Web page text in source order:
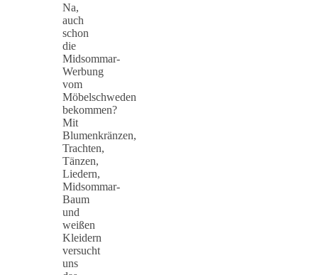
Na,
auch
schon
die
Midsommar-
Werbung
vom
Möbelschweden
bekommen?
Mit
Blumenkränzen,
Trachten,
Tänzen,
Liedern,
Midsommar-
Baum
und
weißen
Kleidern
versucht
uns